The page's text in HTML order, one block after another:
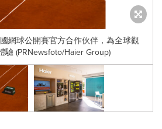
網球公開賽官方合作伙伴，為全球觀
(PRNewsfoto/Haier Group)